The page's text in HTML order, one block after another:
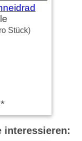
Stück)
interessieren: